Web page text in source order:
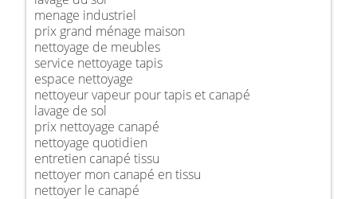
menage industriel
prix grand ménage maison
nettoyage de meubles
service nettoyage tapis
espace nettoyage
nettoyeur vapeur pour tapis et canapé
lavage de sol
prix nettoyage canapé
nettoyage quotidien
entretien canapé tissu
nettoyer mon canapé en tissu
nettoyer le canapé